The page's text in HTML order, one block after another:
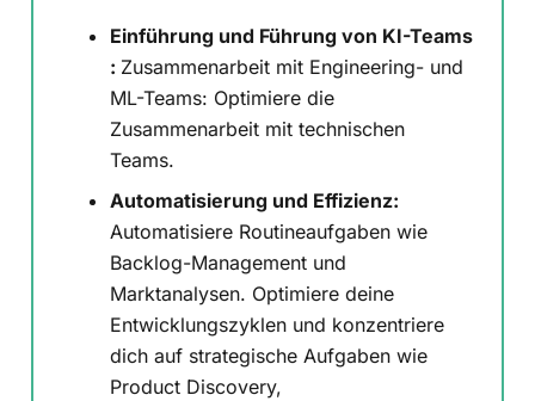
Einführung und Führung von KI-Teams
: Zusammenarbeit mit Engineering- und
ML-Teams: Optimiere die
Zusammenarbeit mit technischen
Teams.
Automatisierung und Effizienz:
Automatisiere Routineaufgaben wie
Backlog-Management und
Marktanalysen. Optimiere deine
Entwicklungszyklen und konzentriere
dich auf strategische Aufgaben wie
Product Discovery,